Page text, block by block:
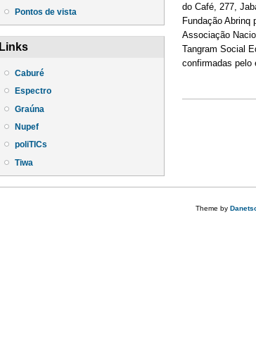
Pontos de vista
Links
Caburé
Espectro
Graúna
Nupef
poliTICs
Tiwa
do Café, 277,
Fundação Abrinq
Associação
Tangram Social
confirmadas pelo
Theme by